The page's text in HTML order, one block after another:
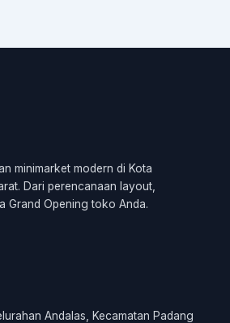
minimarket modern di Kota
Dari perencanaan layout,
Grand Opening toko Anda.
Andalas, Kecamatan Padang